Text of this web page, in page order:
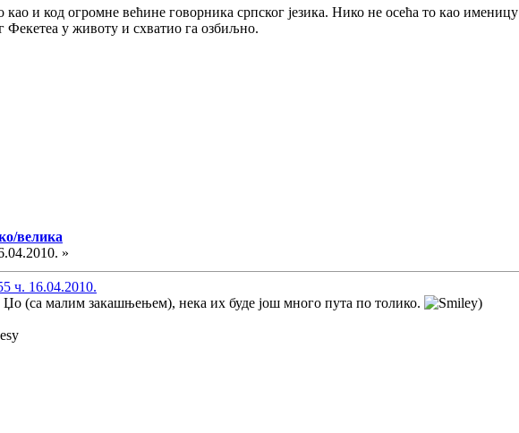
као и код огромне већине говорника српског језика. Нико не осећа то као
Фекетеа у животу и схватио га озбиљно.
велика
»
ч. 16.04.2010.
(са малим закашњењем), нека их буде још много пута по толико.
)